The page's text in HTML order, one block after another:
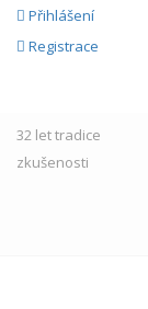
Přihlášení
Registrace
32 lettradice
zkušenosti